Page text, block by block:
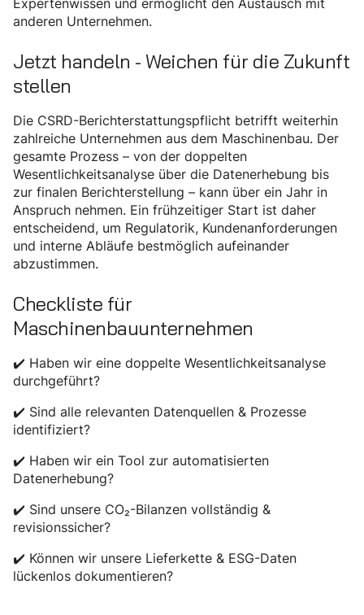
anderen Unternehmen.
Jetzt handeln - Weichen für die Zukunft
stellen
Die CSRD-Berichterstattungspflicht betrifft weiterhin
zahlreiche Unternehmen aus dem Maschinenbau. Der
gesamte Prozess – von der doppelten
Wesentlichkeitsanalyse über die Datenerhebung bis
zur finalen Berichterstellung – kann über ein Jahr in
Anspruch nehmen. Ein frühzeitiger Start ist daher
entscheidend, um Regulatorik, Kundenanforderungen
und interne Abläufe bestmöglich aufeinander
abzustimmen.
Checkliste für
Maschinenbauunternehmen
✔️ Haben wir eine doppelte Wesentlichkeitsanalyse
durchgeführt?
✔️ Sind alle relevanten Datenquellen & Prozesse
identifiziert?
✔️ Haben wir ein Tool zur automatisierten
Datenerhebung?
✔️ Sind unsere CO₂-Bilanzen vollständig &
revisionssicher?
✔️ Können wir unsere Lieferkette & ESG-Daten
lückenlos dokumentieren?